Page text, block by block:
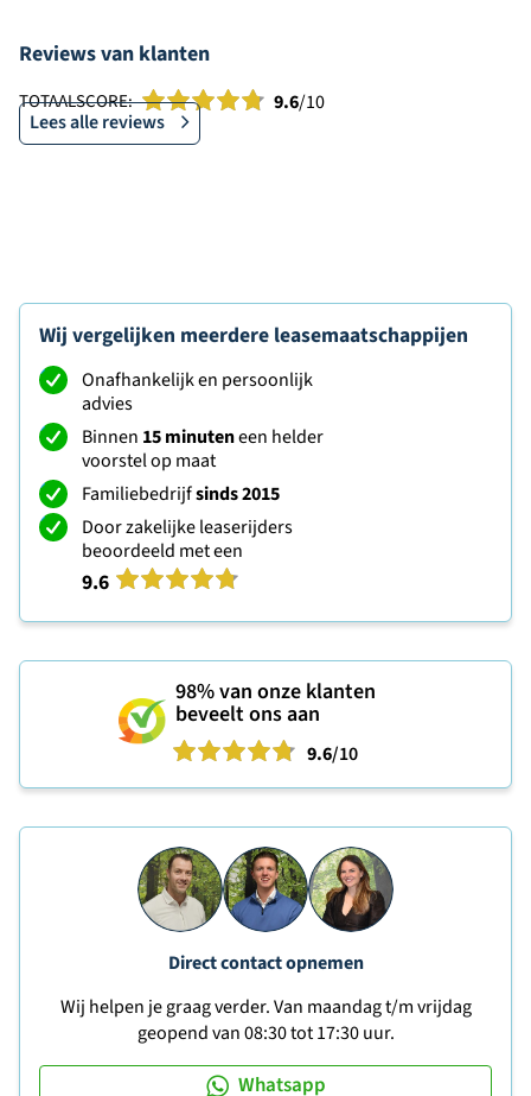
Reviews van klanten
TOTAALSCORE: 9.6/10
Lees alle reviews
Wij vergelijken meerdere leasemaatschappijen
Onafhankelijk en persoonlijk
advies
Binnen 15 minuteneen helder
voorstel op maat
Familiebedrijfsinds 2015
Door zakelijke leaserijders
beoordeeld met een
9.6
98%van onze klanten
beveelt ons aan
9.6/10
Direct contact opnemen
Wij helpen je graag verder. Van maandag t/m vrijdag
geopend van 08:30 tot 17:30 uur.
Whatsapp